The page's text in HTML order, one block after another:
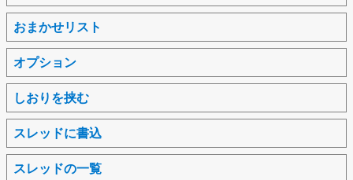
おまかせリスト
オプション
しおりを挟む
スレッドに書込
スレッドの一覧